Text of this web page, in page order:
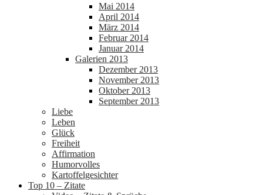
Mai 2014
April 2014
März 2014
Februar 2014
Januar 2014
Galerien 2013
Dezember 2013
November 2013
Oktober 2013
September 2013
Liebe
Leben
Glück
Freiheit
Affirmation
Humorvolles
Kartoffelgesichter
Top 10 – Zitate